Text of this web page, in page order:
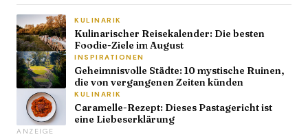
KULINARIK
Kulinarischer Reisekalender: Die besten
Foodie-Ziele im August
INSPIRATIONEN
Geheimnisvolle Städte: 10 mystische Ruinen,
die von vergangenen Zeiten künden
KULINARIK
Caramelle-Rezept: Dieses Pastagericht ist
eine Liebeserklärung
ANZEIGE